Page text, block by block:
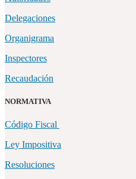
Delegaciones
Organigrama
Inspectores
Recaudación
NORMATIVA
Código Fiscal
Ley Impositiva
Resoluciones